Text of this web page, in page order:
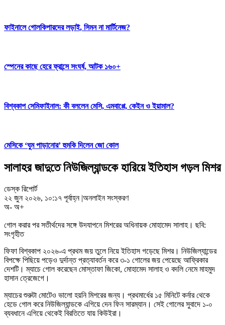
ফাইনালে গোলকিপারদের লড়াই, সিমন না মার্টিনেজ?
স্পেনের কাছে হেরে ফ্রান্সে সংঘর্ষ, আটক ১৬০+
বিশ্বকাপ সেমিফাইনাল: কী বললেন মেসি, এমবাপ্পে, কেইন ও ইয়ামাল?
মেসিকে ‘ঘুম পাড়ানোর’ হুমকি দিলেন জো কোল
সালাহর জাদুতে নিউজিল্যান্ডকে হারিয়ে ইতিহাস গড়ল মিশর
ডেস্ক রিপোর্ট
২২ জুন ২০২৬, ১০:১৭ পূর্বাহ্ন |অনলাইন সংস্করণ
অ- অ+
গোল করার পর সতীর্থদের সঙ্গে উদযাপনে মিশরের অধিনায়ক মোহামেদ সালাহ। ছবি:
সংগৃহীত
ফিফা বিশ্বকাপ ২০২৬-এ প্রথম জয় তুলে নিয়ে ইতিহাস গড়েছে মিশর। নিউজিল্যান্ডের
বিপক্ষে পিছিয়ে পড়েও দুর্দান্ত প্রত্যাবর্তন করে ৩-১ গোলের জয় পেয়েছে আফ্রিকার
দেশটি। ম্যাচে গোল করেছেন মোস্তাফা জিকো, মোহামেদ সালাহ ও বদলি নেমে মাহমুদ
হাসান ত্রেজেগে।
ম্যাচের শুরুটা মোটেও ভালো হয়নি মিশরের জন্য। প্রথমার্ধের ১৫ মিনিটে কর্নার থেকে
হেডে গোল করে নিউজিল্যান্ডকে এগিয়ে দেন ফিন সারম্যান। সেই গোলের সুবাদে ১-০
ব্যবধানে এগিয়ে থেকেই বিরতিতে যায় কিউইরা।